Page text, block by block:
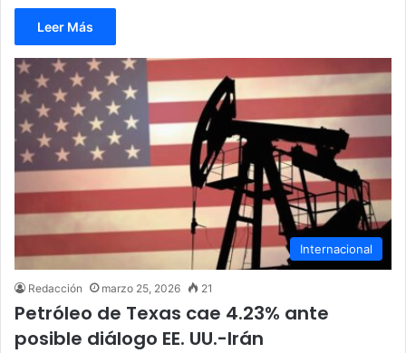
Leer Más
Internacional
Redacción marzo 25, 2026 21
Petróleo de Texas cae 4.23% ante
posible diálogo EE. UU.-Irán